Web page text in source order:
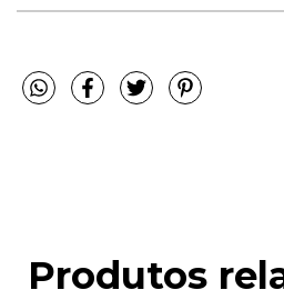
Produtos